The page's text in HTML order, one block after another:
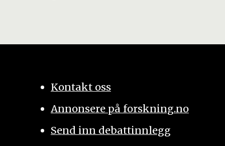
Kontakt oss
Annonsere på forskning.no
Send inn debattinnlegg